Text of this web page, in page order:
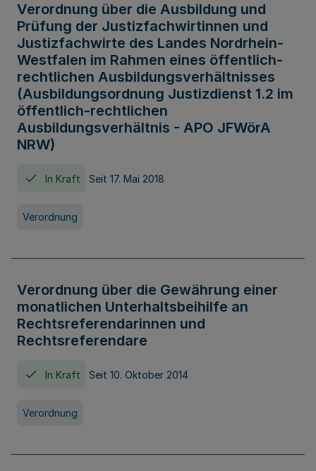
Verordnung über die Ausbildung und
Prüfung der Justizfachwirtinnen und
Justizfachwirte des Landes Nordrhein-
Westfalen im Rahmen eines öffentlich-
rechtlichen Ausbildungsverhältnisses
(Ausbildungsordnung Justizdienst 1.2 im
öffentlich-rechtlichen
Ausbildungsverhältnis - APO JFWörA
NRW)
In Kraft Seit 17. Mai 2018
Verordnung
Verordnung über die Gewährung einer
monatlichen Unterhaltsbeihilfe an
Rechtsreferendarinnen und
Rechtsreferendare
In Kraft Seit 10. Oktober 2014
Verordnung